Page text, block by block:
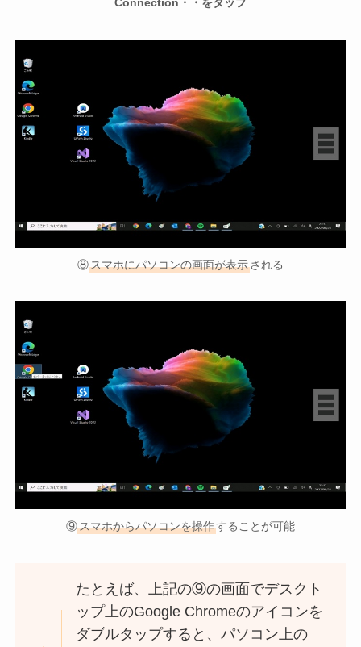
Connection・・をタップ
⑧スマホにパソコンの画面が表示 される
⑨スマホからパソコンを操作することが可能
たとえば、上記の⑨の画面でデスクト
ップ上のGoogle Chromeのアイコンを
ダブルタップすると、パソコン上の